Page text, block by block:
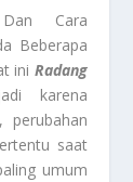
Cara
Beberapa
ini Radang
karena
perubahan
saat
umum